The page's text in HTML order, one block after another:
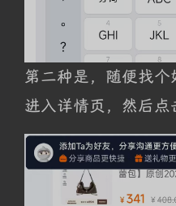
第二种是，随便找
进入详情页，然后